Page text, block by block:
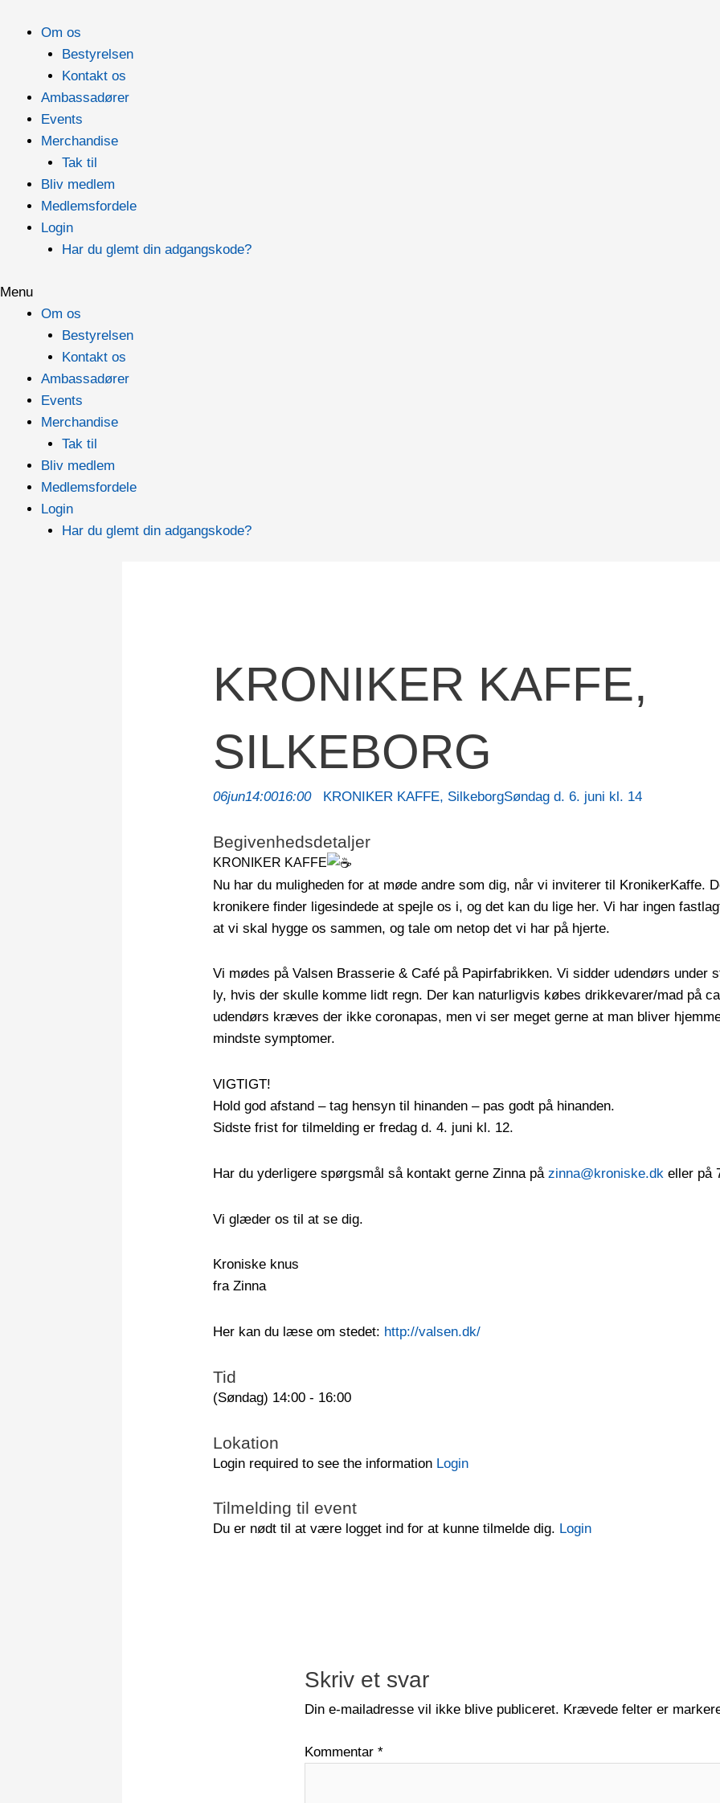
indholdet
Om os
Bestyrelsen
Kontakt os
Ambassadører
Events
Merchandise
Tak til
Bliv medlem
Medlemsfordele
Login
Har du glemt din adgangskode?
Menu
Om os
Bestyrelsen
Kontakt os
Ambassadører
Events
Merchandise
Tak til
Bliv medlem
Medlemsfordele
Login
Har du glemt din adgangskode?
KRONIKER KAFFE,
SILKEBORG
06jun14:0016:00 KRONIKER KAFFE, SilkeborgSøndag d. 6. juni kl. 14
Begivenhedsdetaljer
KRONIKER KAFFE
Nu har du muligheden for at møde andre som dig, når vi inviterer til KronikerKaffe.
kronikere finder ligesindede at spejle os i, og det kan du lige her. Vi har ingen
at vi skal hygge os sammen, og tale om netop det vi har på hjerte.
Vi mødes på Valsen Brasserie & Café på Papirfabrikken.Vi sidder udendørs under
ly, hvis der skulle komme lidt regn. Der kan naturligvis købes drikkevarer/mad på
udendørs kræves der ikke coronapas, men vi ser meget gerne at man bliver
mindste symptomer.
VIGTIGT!
Hold god afstand – tag hensyn til hinanden – pas godt på hinanden.
Sidste frist for tilmelding er fredag d. 4. juni kl. 12.
Har du yderligere spørgsmål så kontakt gerne Zinna påzinna@kroniske.dk eller på
Vi glæder os til at se dig.
Kroniske knus
fra Zinna
Her kan du læse om stedet: http://valsen.dk/
Tid
(Søndag) 14:00 - 16:00
Lokation
Login required to see the information Login
Tilmelding til event
Du er nødt til at være logget ind for at kunne tilmelde dig. Login
Skriv et svar
Din e-mailadresse vil ikke blive publiceret. Krævede felter er
Kommentar *